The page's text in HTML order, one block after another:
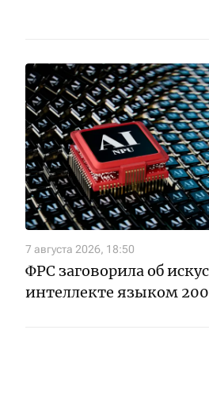
7 августа 2026, 18:50
ФРС заговорила об
интеллекте языком